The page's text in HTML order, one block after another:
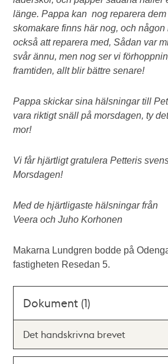
länge. Pappa kan nog reparera
skomakare finns här nog, och
också att reparera med, Sådan var
svår ännu, men nog ser vi
framtiden, allt blir bättre senare!
Pappa skickar sina hälsningar till
vara riktigt snäll på morsdagen, ty
mor!
Vi får hjärtligt gratulera Petteris
Morsdagen!
Med de hjärtligaste hälsningar från
Veera och Juho Korhonen
Makarna Lundgren bodde på
fastigheten Resedan 5.
Dokument (1)
Det handskrivna brevet